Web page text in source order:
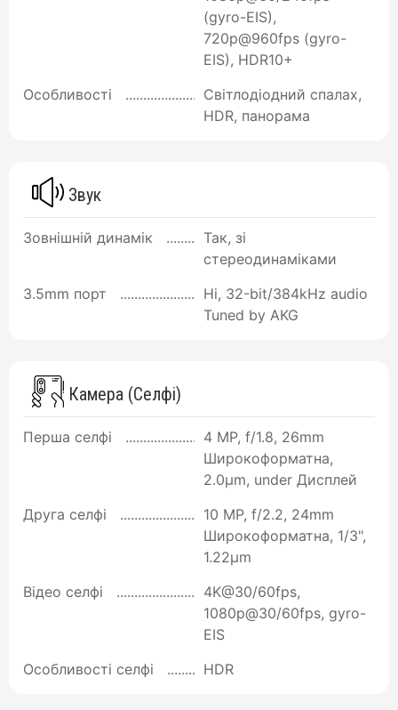
(gyro-EIS),
720p@960fps (gyro-
EIS), HDR10+
Особливості
Світлодіодний спалах,
HDR, панорама
Звук
Зовнішній динамік
Так, зі
стереодинаміками
3.5mm порт
Ні, 32-bit/384kHz audio
Tuned by AKG
Камера (Селфі)
Перша селфі
4 MP, f/1.8, 26mm
Широкоформатна,
2.0µm, under Дисплей
Друга селфі
10 MP, f/2.2, 24mm
Широкоформатна, 1/3",
1.22µm
Відео селфі
4K@30/60fps,
1080p@30/60fps, gyro-
EIS
Особливості селфі
HDR